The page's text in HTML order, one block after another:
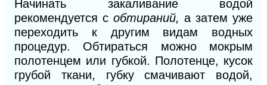
Начинать закаливание водой
рекомендуется с обтираний, а затем уже
переходить к другим видам водных
процедур. Обтираться можно мокрым
полотенцем или губкой. Полотенце, кусок
грубой ткани, губку смачивают водой,